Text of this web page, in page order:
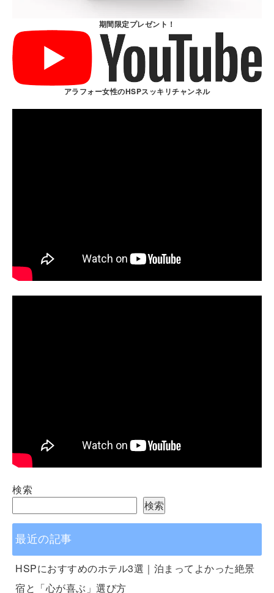
期間限定プレゼント！
アラフォー女性のHSPスッキリチャンネル
検索
検索
最近の記事
HSPにおすすめのホテル3選｜泊まってよかった絶景
宿と「心が喜ぶ」選び方